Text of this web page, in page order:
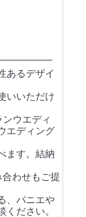
あるデザイ
いいただけ
ウエディ
エディング
ます。結納
わせもご提
、パニエや
ださい。